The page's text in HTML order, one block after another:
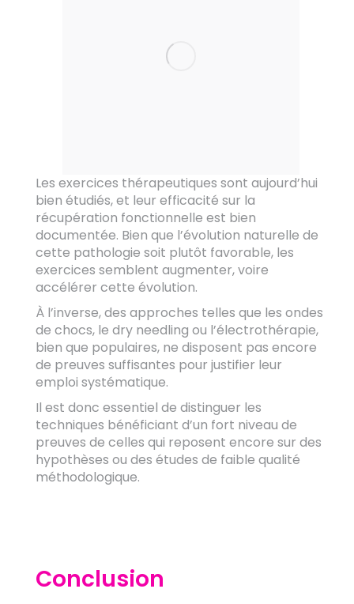
Les exercices thérapeutiques sont aujourd’hui
bien étudiés, et leur efficacité sur la
récupération fonctionnelle est bien
documentée. Bien que l’évolution naturelle de
cette pathologie soit plutôt favorable, les
exercices semblent augmenter, voire
accélérer cette évolution.
À l’inverse, des approches telles que les ondes
de chocs, le dry needling ou l’électrothérapie,
bien que populaires, ne disposent pas encore
de preuves suffisantes pour justifier leur
emploi systématique.
Il est donc essentiel de distinguer les
techniques bénéficiant d’un fort niveau de
preuves de celles qui reposent encore sur des
hypothèses ou des études de faible qualité
méthodologique.
Conclusion